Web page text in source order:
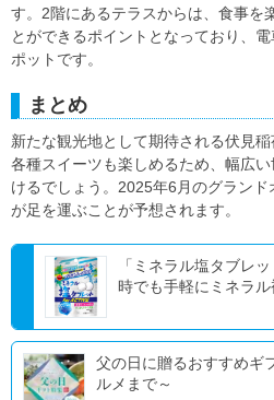
す。2階にあるテラスからは、食事を
とができるポイントとなっており、
ポットです。
まとめ
新たな観光地として期待される伏見
各種スイーツも楽しめるため、幅広
けるでしょう。2025年6月のグランド
が足を運ぶことが予想されます。
「ミネラル塩タブレ
時でも手軽にミネラル
父の日に贈るおすすめギ
ルメまで～